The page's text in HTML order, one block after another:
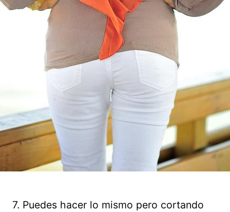
7. Puedes hacer lo mismo pero cortando